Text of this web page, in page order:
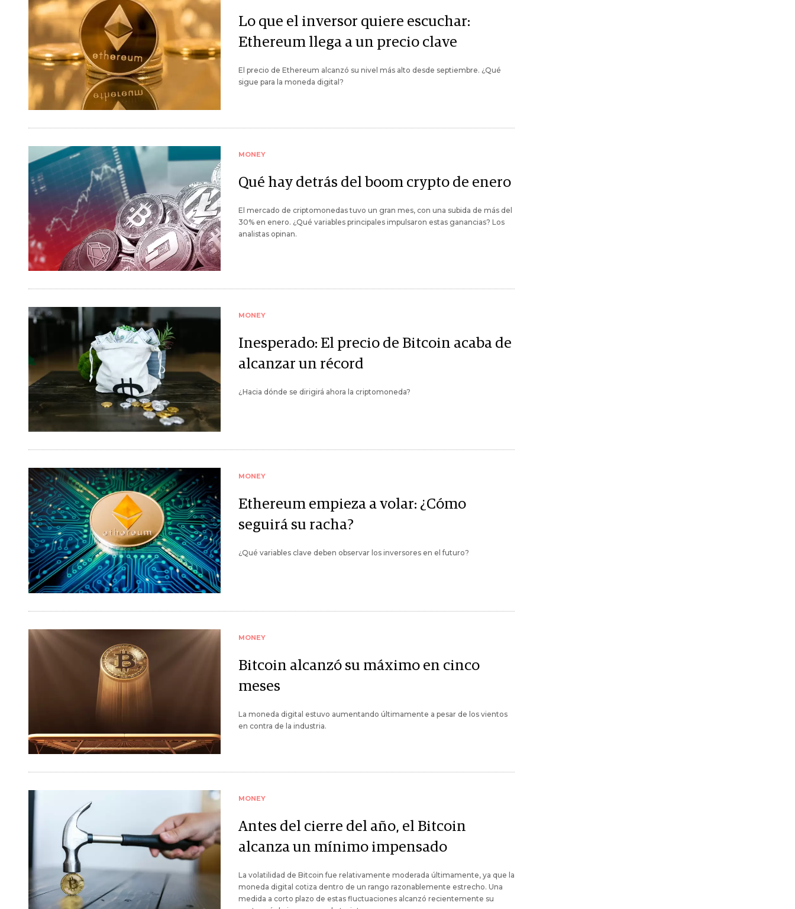
Lo que el inversor quiere escuchar:
Ethereum llega a un precio clave
El precio de Ethereum alcanzó su nivel más alto desde septiembre. ¿Qué
sigue para la moneda digital?
MONEY
Qué hay detrás del boom crypto de enero
El mercado de criptomonedas tuvo un gran mes, con una subida de más del
30% en enero. ¿Qué variables principales impulsaron estas ganancias? Los
analistas opinan.
MONEY
Inesperado: El precio de Bitcoin acaba de
alcanzar un récord
¿Hacia dónde se dirigirá ahora la criptomoneda?
MONEY
Ethereum empieza a volar: ¿Cómo
seguirá su racha?
¿Qué variables clave deben observar los inversores en el futuro?
MONEY
Bitcoin alcanzó su máximo en cinco
meses
La moneda digital estuvo aumentando últimamente a pesar de los vientos
en contra de la industria.
MONEY
Antes del cierre del año, el Bitcoin
alcanza un mínimo impensado
La volatilidad de Bitcoin fue relativamente moderada últimamente, ya que la
moneda digital cotiza dentro de un rango razonablemente estrecho. Una
medida a corto plazo de estas fluctuaciones alcanzó recientemente su